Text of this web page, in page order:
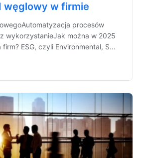
węglowy w firmie
procesów
wykorzystanieJak można w 2025
ESG, czyli Environmental, S...